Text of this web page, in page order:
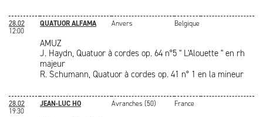
28.02
12:00
QUATUOR ALFAMA Anvers Belgique
AMUZ
J. Haydn, Quatuor à cordes op. 64 n°5 " L'Alouette " en rh
majeur
R. Schumann, Quatuor à cordes op. 41 n° 1 en la mineur
28.02
19:30
JEAN-LUC HO Avranches (50) France